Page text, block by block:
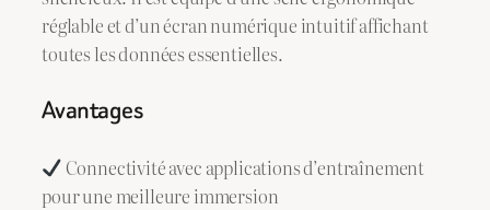
réglable et d’un écran numérique intuitif affichant
toutes les données essentielles.
Avantages
Connectivité avec applications d’entraînement
pour une meilleure immersion